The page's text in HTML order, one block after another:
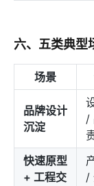
六、五类典型
场景
品牌设计
沉淀
/
快速原型
+ 工程交
/